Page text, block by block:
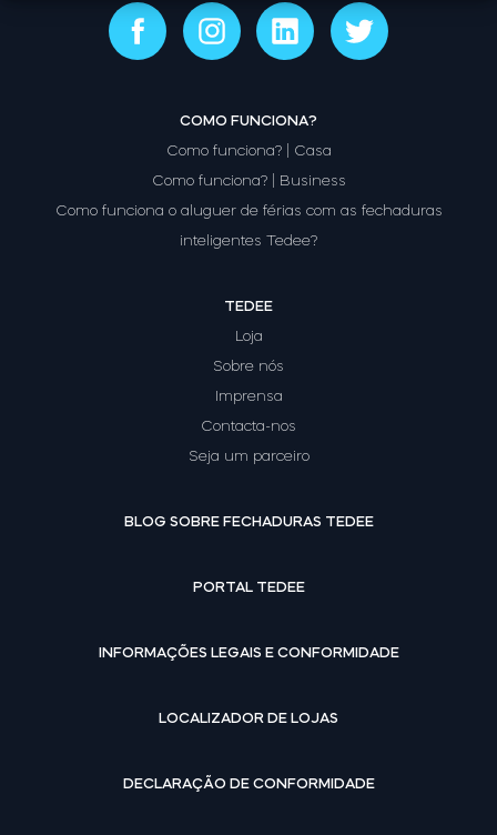
Tedee Dry Contact
Tedee GO2
Comprar agora
COMO FUNCIONA?
Como funciona? | Casa
Como funciona? | Business
Como funciona o aluguer de férias com as fechaduras
inteligentes Tedee?
TEDEE
Loja
Sobre nós
Imprensa
Contacta-nos
Seja um parceiro
BLOG SOBRE FECHADURAS TEDEE
PORTAL TEDEE
INFORMAÇÕES LEGAIS E CONFORMIDADE
LOCALIZADOR DE LOJAS
DECLARAÇÃO DE CONFORMIDADE